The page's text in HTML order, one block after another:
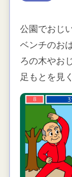
公園でおじ
ベンチのお
ろの木やお
足もとを見